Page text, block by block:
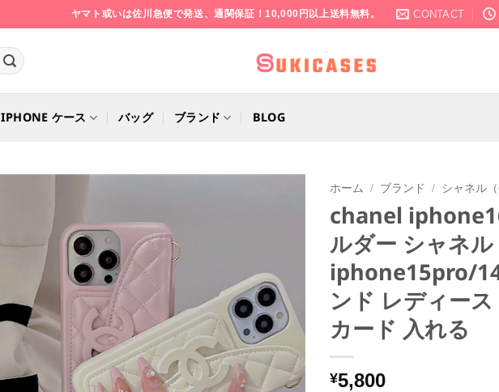
ヤマト或いは佐川急便で発送、通関保証！10,000円以上送料無料。 CONTACT
IPHONE ケース バッグ ブランド BLOG
ホーム / ブランド / シャネル（
chanel
ルダー シャネル
iphone15pro/
ンド レディー
カード 入れる
¥5,800